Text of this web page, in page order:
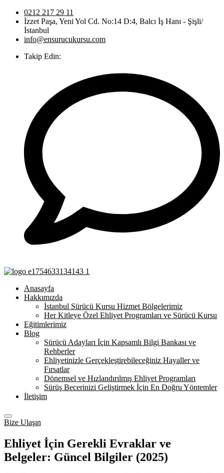
0212 217 29 11
İzzet Paşa, Yeni Yol Cd. No:14 D:4, Balcı İş Hanı - Şişli/
İstanbul
info@ensurucukursu.com
Takip Edin:
Anasayfa
Hakkımızda
İstanbul Sürücü Kursu Hizmet Bölgelerimiz
Her Kitleye Özel Ehliyet Programları ve Sürücü Kursu
Eğitimlerimiz
Blog
Sürücü Adayları İçin Kapsamlı Bilgi Bankası ve
Rehberler
Ehliyetinizle Gerçekleştirebileceğiniz Hayaller ve
Fırsatlar
Dönemsel ve Hızlandırılmış Ehliyet Programları
Sürüş Becerinizi Geliştirmek İçin En Doğru Yöntemler
İletişim
Bize Ulaşın
Ehliyet İçin Gerekli Evraklar ve
Belgeler: Güncel Bilgiler (2025)